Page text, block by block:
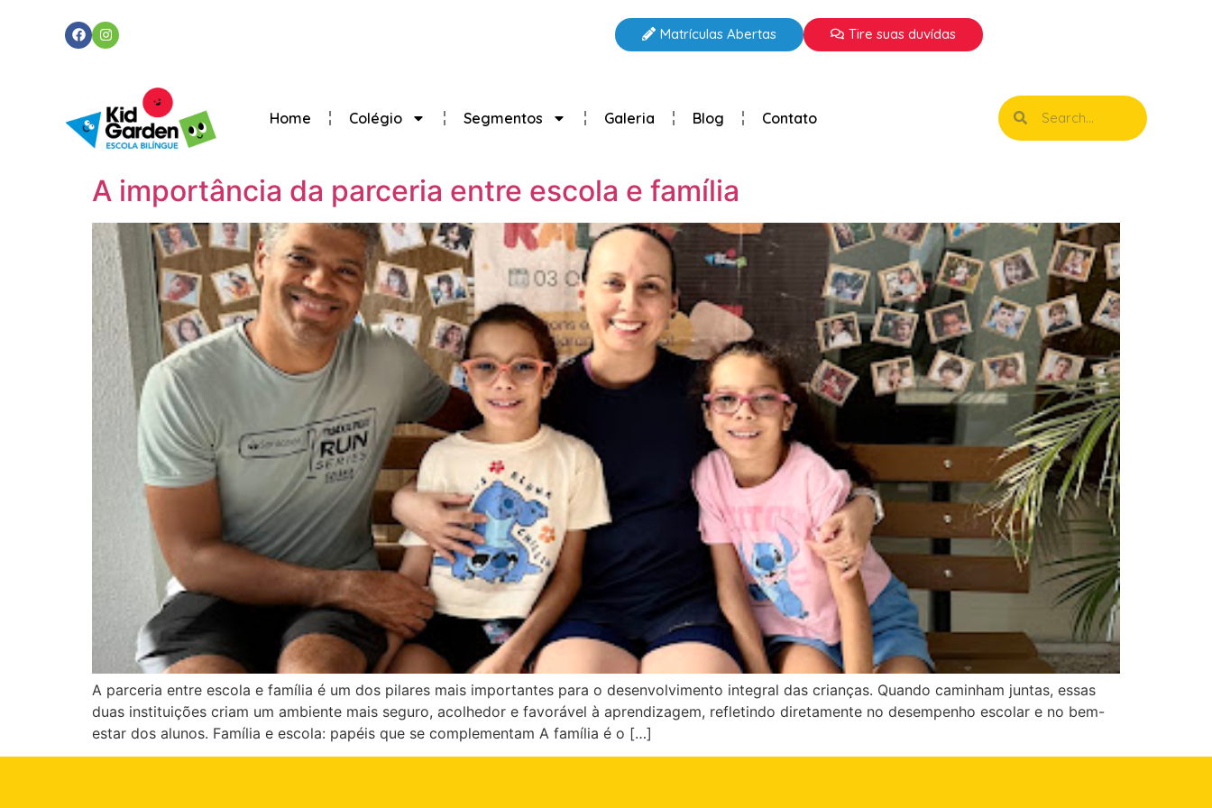
Matrículas Abertas Tire suas duvídas
Home Colégio Segmentos Galeria Blog Contato
A importância da parceria entre escola e família
A parceria entre escola e família é um dos pilares mais importantes para o desenvolvimento integral das crianças. Quando caminham juntas, essas
duas instituições criam um ambiente mais seguro, acolhedor e favorável à aprendizagem, refletindo diretamente no desempenho escolar e no bem-
estar dos alunos. Família e escola: papéis que se complementam A família é o […]